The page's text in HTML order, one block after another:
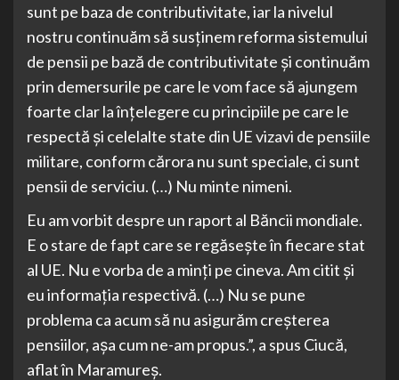
sunt pe baza de contributivitate, iar la nivelul
nostru continuăm să susținem reforma sistemului
de pensii pe bază de contributivitate și continuăm
prin demersurile pe care le vom face să ajungem
foarte clar la înțelegere cu principiile pe care le
respectă și celelalte state din UE vizavi de pensiile
militare, conform cărora nu sunt speciale, ci sunt
pensii de serviciu. (…) Nu minte nimeni.
Eu am vorbit despre un raport al Băncii mondiale.
E o stare de fapt care se regăsește în fiecare stat
al UE. Nu e vorba de a minți pe cineva. Am citit și
eu informația respectivă. (…) Nu se pune
problema ca acum să nu asigurăm creșterea
pensiilor, așa cum ne-am propus.”, a spus Ciucă,
aflat în Maramureș.